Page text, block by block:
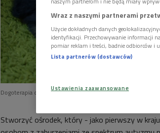
Dogoterapia dla dzieci ze spektrum autyzmu Foto:
Stworzyć ośrodek, który - jako pierwszy w
Wraz z naszymi partnerami
Użycie dokładnych danych
identyfikacji. Przechowywanie informacji
pomiar reklam i treści, badnie odbiorców i
Lista partnerów (dostawców)
Ustawienia zaawansowane